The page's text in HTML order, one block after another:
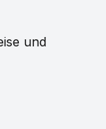
und